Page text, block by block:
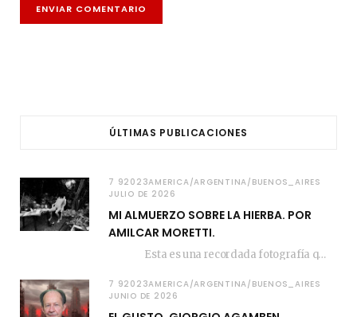
ÚLTIMAS PUBLICACIONES
7 92023AMERICA/ARGENTINA/BUENOS_AIRES
JULIO DE 2026
MI ALMUERZO SOBRE LA HIERBA. POR
AMILCAR MORETTI.
Esta es una recordada fotografía que registré…
7 92023AMERICA/ARGENTINA/BUENOS_AIRES
JUNIO DE 2026